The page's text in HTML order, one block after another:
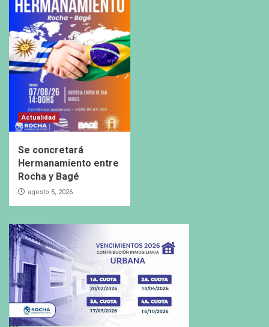
Actualidad
Se concretará
Hermanamiento entre
Rocha y Bagé
agosto 5, 2026